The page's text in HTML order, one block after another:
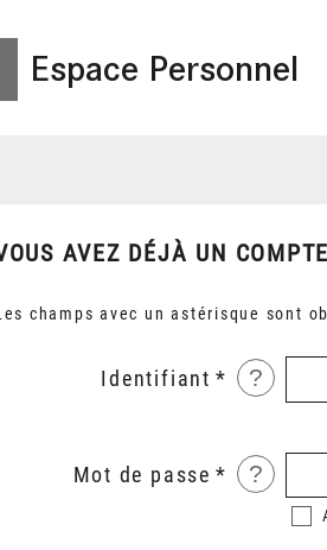
Espace Personnel
AVEZ DÉJÀ UN
champs avec un astérisque sont
Identifiant ?
Mot de passe ?